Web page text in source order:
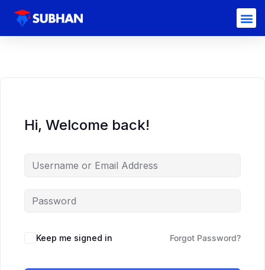
Hi, Welcome back!
Keep me signed in Forgot Password?